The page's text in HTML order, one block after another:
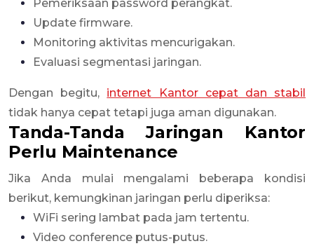
Pemeriksaan password perangkat.
Update firmware.
Monitoring aktivitas mencurigakan.
Evaluasi segmentasi jaringan.
Dengan begitu, internet Kantor cepat dan stabil
tidak hanya cepat tetapi juga aman digunakan.
Tanda-Tanda Jaringan Kantor
Perlu Maintenance
Jika Anda mulai mengalami beberapa kondisi
berikut, kemungkinan jaringan perlu diperiksa:
WiFi sering lambat pada jam tertentu.
Video conference putus-putus.